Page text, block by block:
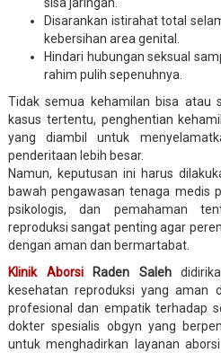
Disarankan istirahat total
kebersihan area genital.
Hindari hubungan seksual
rahim pulih sepenuhnya.
Tidak semua kehamilan bisa atau
kasus tertentu, penghentian
yang diambil untuk
penderitaan lebih besar.
Namun, keputusan ini harus
bawah pengawasan tenaga medis
psikologis, dan pemahaman
reproduksi sangat penting agar
dengan aman dan bermartabat.
Klinik AborsiRaden Saleh
kesehatan reproduksi yang aman
profesional dan empatik terhadap
dokter spesialis obgyn yang
untuk menghadirkan layanan